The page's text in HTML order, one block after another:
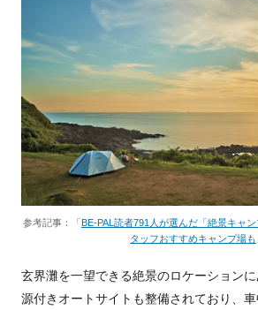
参考記事：「 BE-PAL読者791人が選んだ「絶景キャ
タッフおすすめキャンプ場も
玄界灘を一望できる絶景のロケーション
源付きオートサイトも整備されており、車